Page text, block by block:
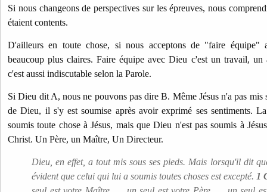
Si nous changeons de perspectives sur les épreuves, nous
étaient contents.
D'ailleurs en toute chose, si nous acceptons de "faire équipe"
beaucoup plus claires. Faire équipe avec Dieu c'est un travail, un
c'est aussi indiscutable selon la Parole.
Si Dieu dit A, nous ne pouvons pas dire B. Même Jésus n'a pas mis
de Dieu, il s'y est soumise après avoir exprimé ses sentiments.
soumis toute chose à Jésus, mais que Dieu n'est pas soumis à
Christ. Un Père, un Maître, Un Directeur.
Dieu, en effet, a tout mis sous ses pieds. Mais lorsqu'il dit
évident que celui qui lui a soumis toutes choses est excepté. 1